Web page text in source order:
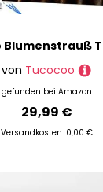
von Tucocoo
gefunden bei Amazon
29,99 €
Versandkosten: 0,00 €